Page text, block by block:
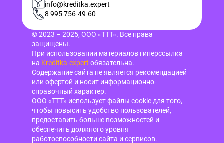
info@kreditka.expert
8 995 756-49-60
© 2023 – 2025, ООО «ТТТ». Все права
защищены.
При использовании материалов гиперссылка
на Kreditka.expert обязательна.
Содержание сайта не является рекомендацией
или офертой и носит информационно-
справочный характер.
ООО «ТТТ» использует файлы cookie для того,
чтобы повысить удобство пользователей,
предоставить больше возможностей и
обеспечить должного уровня
работоспособности сайта и сервисов.